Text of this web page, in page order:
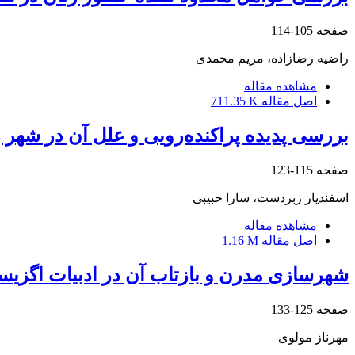
صفحه 105-114
راضیه رضازاده، مریم محمدی
مشاهده مقاله
اصل مقاله 711.35 K
بررسی پدیده پراکنده‌رویی و علل آن در شهر
صفحه 115-123
اسفندیار زبردست، سارا حبیبی
مشاهده مقاله
اصل مقاله 1.16 M
شهرسازی مدرن و بازتاب آن در ادبیات
صفحه 125-133
مهرناز مولوی